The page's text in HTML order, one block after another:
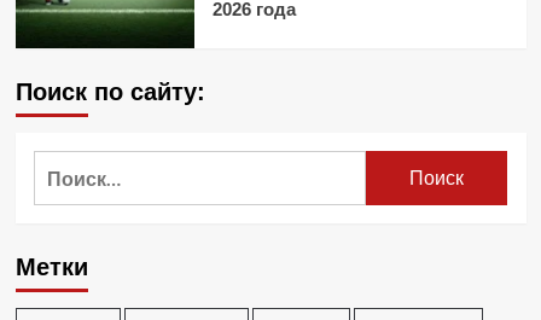
2026 года
Поиск по сайту:
Метки